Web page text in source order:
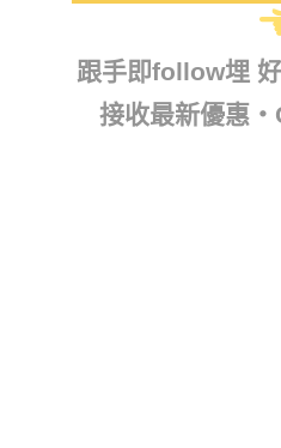
跟手即follow埋
接收最新優惠